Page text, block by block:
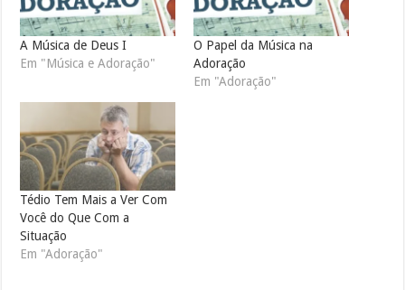
A Música de Deus I
Em "Música e Adoração"
O Papel da Música na
Adoração
Em "Adoração"
Tédio Tem Mais a Ver Com
Você do Que Com a
Situação
Em "Adoração"